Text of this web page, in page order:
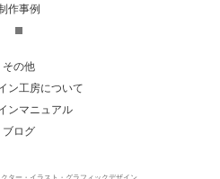
作事例
その他
ン工房について
ンマニュアル
ブログ